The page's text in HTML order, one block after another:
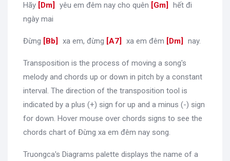
Hãy [Dm yêu em đêm nay cho quên [Gm
hết đi
ngày mai
Đừng [Bb xa em, đừng [A7 xa em đêm [Dm nay.
Transposition is the process of moving a song's
melody and chords up or down in pitch by a constant
interval. The direction of the transposition tool is
indicated by a plus (+) sign for up and a minus (-) sign
for down. Hover mouse over chords signs to see the
chords chart of Đừng xa em đêm nay song.
Truongca's Diagrams palette displays the name of a